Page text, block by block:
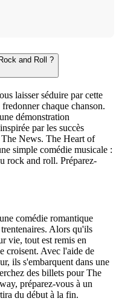
and Roll ?
laisser séduire par cette
chaque chanson.
démonstration
par les succès
News. The Heart of
simple comédie musicale :
rock and roll. Préparez-
comédie romantique
Alors qu'ils
vie, tout est remis en
croisent. Avec l'aide de
ils s'embarquent dans une
des billets pour The
préparez-vous à un
du début à la fin.